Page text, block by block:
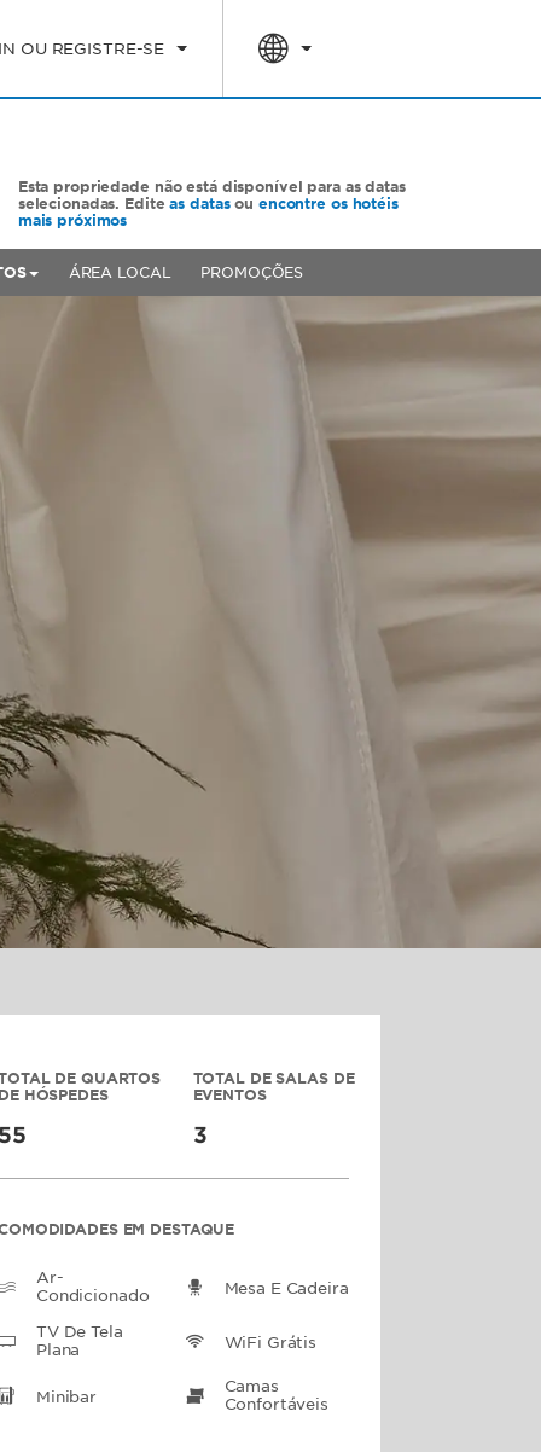
OU REGISTRE-SE
Esta propriedade não está disponível para as datas
selecionadas. Editeas datasou encontre os hotéis
mais próximos
ÁREA LOCAL PROMOÇÕES
DE QUARTOS
HÓSPEDES
TOTAL DE SALAS DE
EVENTOS
3
EM DESTAQUE
Ar-
Condicionado
Mesa E Cadeira
TV De Tela
Plana
WiFi Grátis
Minibar
Camas
Confortáveis